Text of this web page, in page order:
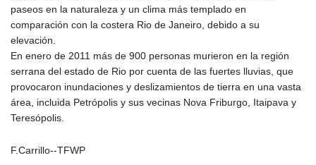
KYD 0.830861
KZT 467.275008
22510.919863
LBP
89282.792025
LKR 334.420274
paseos en la naturaleza y un clima más templado en
comparación con la costera Rio de Janeiro, debido a su
elevación.
En enero de 2011 más de 900 personas murieron en la región
serrana del estado de Rio por cuenta de las fuertes lluvias, que
provocaron inundaciones y deslizamientos de tierra en una vasta
área, incluida Petrópolis y sus vecinas Nova Friburgo, Itaipava y
Teresópolis.
F.Carrillo--TFWP